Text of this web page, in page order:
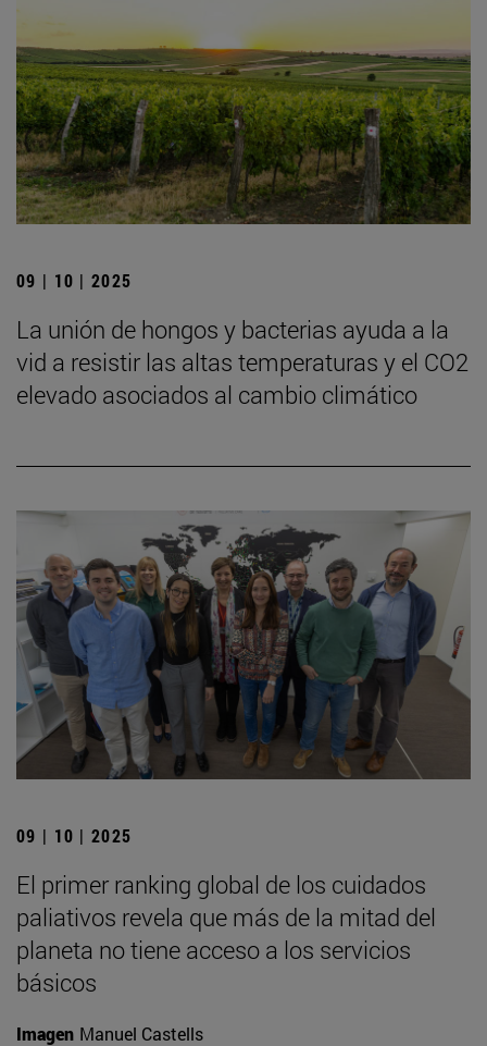
09 | 10 | 2025
La unión de hongos y bacterias ayuda a la
vid a resistir las altas temperaturas y el CO2
elevado asociados al cambio climático
09 | 10 | 2025
El primer ranking global de los cuidados
paliativos revela que más de la mitad del
planeta no tiene acceso a los servicios
básicos
Imagen Manuel Castells